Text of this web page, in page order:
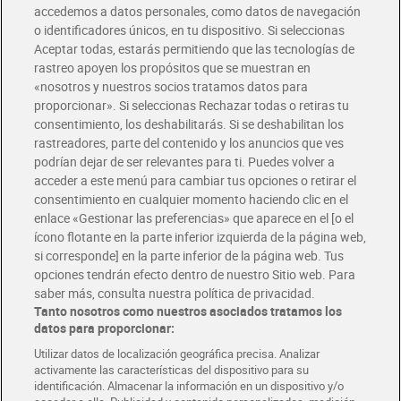
Envío gratis por compras superiores a 100€
Envío estandar por 4,99€
Glovo y Uber Eats
Solicita tu factura de Glovo o Uber Eats
Únete al CLUB Dia
Disfruta las ventajas y ofertas exclusivas.
Descárgate la APP Dia
Folletos y Tiendas
Descubre las mejores ofertas y busca tu tienda más cercana
Tarjeta MaX Dia
Te devuelve hasta 8€/mes de tus compras.
¡Solicita tu tarjeta de crédito aquí!
COMER MEJOR CADA DIA
accedemos a datos personales, como datos de navegación
o identificadores únicos, en tu dispositivo. Si seleccionas
Aceptar todas, estarás permitiendo que las tecnologías de
rastreo apoyen los propósitos que se muestran en
«nosotros y nuestros socios tratamos datos para
proporcionar». Si seleccionas Rechazar todas o retiras tu
consentimiento, los deshabilitarás. Si se deshabilitan los
rastreadores, parte del contenido y los anuncios que ves
podrían dejar de ser relevantes para ti. Puedes volver a
acceder a este menú para cambiar tus opciones o retirar el
consentimiento en cualquier momento haciendo clic en el
enlace «Gestionar las preferencias» que aparece en el [o el
ícono flotante en la parte inferior izquierda de la página web,
si corresponde] en la parte inferior de la página web. Tus
opciones tendrán efecto dentro de nuestro Sitio web. Para
saber más, consulta nuestra política de privacidad.
Tanto nosotros como nuestros asociados tratamos los
datos para proporcionar:
Utilizar datos de localización geográfica precisa. Analizar
activamente las características del dispositivo para su
identificación. Almacenar la información en un dispositivo y/o